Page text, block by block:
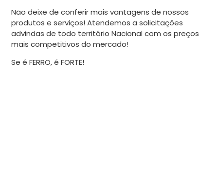
Não deixe de conferir mais vantagens de nossos
produtos e serviços! Atendemos a solicitações
advindas de todo território Nacional com os preços
mais competitivos do mercado!
Se é FERRO, é FORTE!